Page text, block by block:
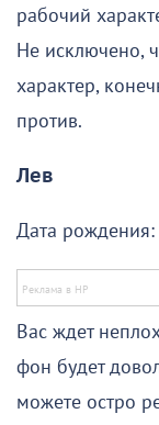
рабочий
Не исключено,
характер,
против.
Лев
Дата рождения:
Вас ждет
фон будет
можете остро